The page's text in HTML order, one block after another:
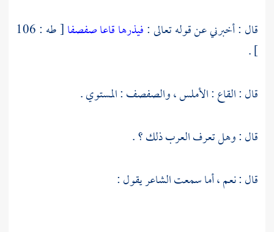
قال : أخبرني عن قوله تعالى :فيذرها قاعا صفصفا
[ طه : 106
] .
قال : القاع : الأملس ، والصفصف : المستوي .
قال : وهل تعرف العرب ذلك ؟ .
قال : نعم ، أما سمعت الشاعر يقول :